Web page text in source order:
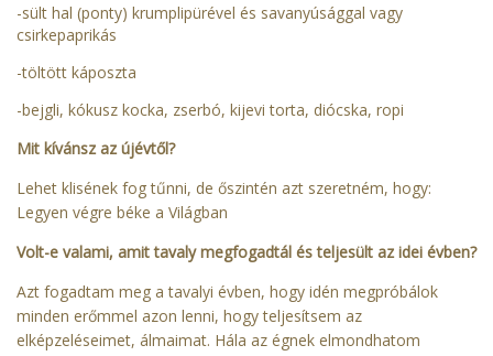
-sült hal (ponty) krumplipürével és savanyúsággal vagy
csirkepaprikás
-töltött káposzta
-bejgli, kókusz kocka, zserbó, kijevi torta, diócska, ropi
Mit kívánsz az újévtől?
Lehet klisének fog tűnni, de őszintén azt szeretném, hogy:
Legyen végre béke a Világban
Volt-e valami, amit tavaly megfogadtál és teljesült az idei évben?
Azt fogadtam meg a tavalyi évben, hogy idén megpróbálok
minden erőmmel azon lenni, hogy teljesítsem az
elképzeléseimet, álmaimat. Hála az égnek elmondhatom